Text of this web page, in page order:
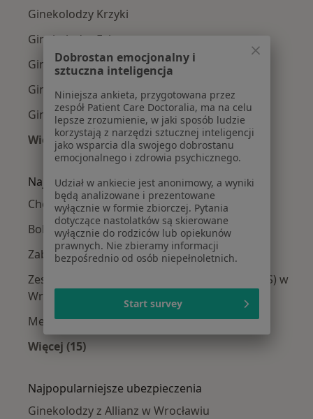
Ginekolodzy Krzyki
Ginekolodzy Fabryczna
Ginekolodzy Stare Miasto
Ginekolodzy Psie Pole
Ginekolodzy Śródmieście
Więcej (2)
Więcej w kategorii: Ginekolodzy w pobliżu
Najczęście leczone choroby
Choroby ginekologiczne w Wrocławiu
Bolesne miesiączkowanie w Wrocławiu
Zaburzenia miesiączkowania w Wrocławiu
Zespół policystycznych jajników (PCOS / PMOS) w
Wrocławiu
Menopauza w Wrocławiu
Więcej (15)
Najpopularniejsze ubezpieczenia
Ginekolodzy z Allianz w Wrocławiu
Dobrostan emocjonalny i
sztuczna inteligencja
Niniejsza ankieta, przygotowana przez
zespół Patient Care Doctoralia, ma na celu
lepsze zrozumienie, w jaki sposób ludzie
korzystają z narzędzi sztucznej inteligencji
jako wsparcia dla swojego dobrostanu
emocjonalnego i zdrowia psychicznego.
Udział w ankiecie jest anonimowy, a wyniki
będą analizowane i prezentowane
wyłącznie w formie zbiorczej. Pytania
dotyczące nastolatków są skierowane
wyłącznie do rodziców lub opiekunów
prawnych. Nie zbieramy informacji
bezpośrednio od osób niepełnoletnich.
Start survey